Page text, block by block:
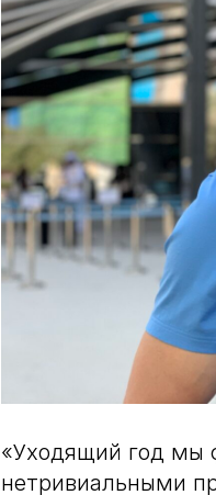
«Уходящий год мы
нетривиальными